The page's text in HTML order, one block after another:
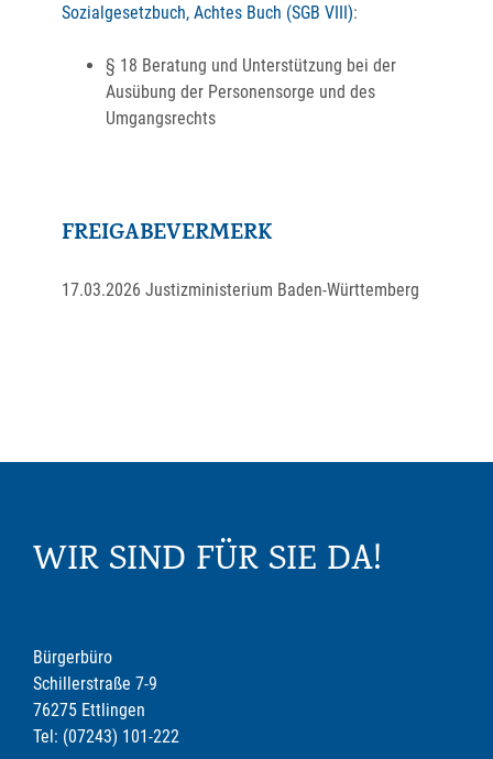
Sozialgesetzbuch, Achtes Buch (SGB VIII):
§ 18 Beratung und Unterstützung bei der
Ausübung der Personensorge und des
Umgangsrechts
FREIGABEVERMERK
17.03.2026 Justizministerium Baden-Württemberg
WIR SIND FÜR SIE DA!
Bürgerbüro
Schillerstraße 7-9
76275 Ettlingen
Tel: (07243) 101-222